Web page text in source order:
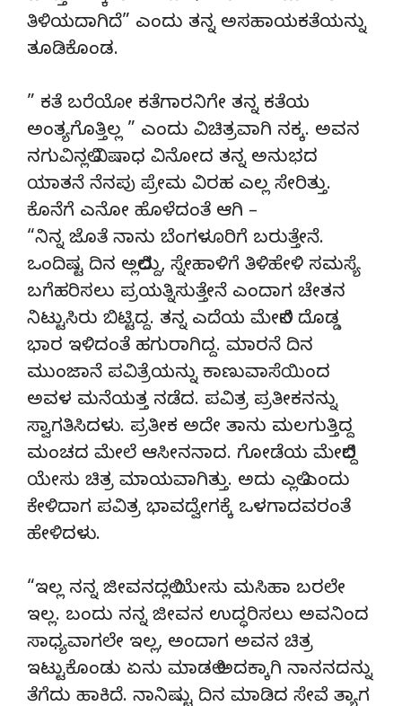
ತಿಳಿಯದಾಗಿದೆ” ಎಂದು ತನ್ನ ಅಸಹಾಯಕತೆಯನ್ನು
ತೂಡಿಕೊಂಡ.
” ಕತೆ ಬರೆಯೋ ಕತೆಗಾರನಿಗೇ ತನ್ನ ಕತೆಯ
ಅಂತ್ಯಗೊತ್ತಿಲ್ಲ ” ಎಂದು ವಿಚಿತ್ರವಾಗಿ ನಕ್ಕ. ಅವನ
ನಗುವಿನಲ್ಲಿ ವಿಷಾಧ ವಿನೋದ ತನ್ನ ಅನುಭದ
ಯಾತನೆ ನೆನಪು ಪ್ರೇಮ ವಿರಹ ಎಲ್ಲ ಸೇರಿತ್ತು.
ಕೊನೆಗೆ ಎನೋ ಹೊಳೆದಂತೆ ಆಗಿ –
“ನಿನ್ನ ಜೊತೆ ನಾನು ಬೆಂಗಳೂರಿಗೆ ಬರುತ್ತೇನೆ.
ಒಂದಿಷ್ಟ ದಿನ ಅಲ್ಲಿದ್ದು, ಸ್ನೇಹಾಳಿಗೆ ತಿಳಿಹೇಳಿ ಸಮಸ್ಯೆ
ಬಗೆಹರಿಸಲು ಪ್ರಯತ್ನಿಸುತ್ತೇನೆ ಎಂದಾಗ ಚೇತನ
ನಿಟ್ಟುಸಿರು ಬಿಟ್ಟಿದ್ದ. ತನ್ನ ಎದೆಯ ಮೇಲಿನ ದೊಡ್ಡ
ಭಾರ ಇಳಿದಂತೆ ಹಗುರಾಗಿದ್ದ. ಮಾರನೆ ದಿನ
ಮುಂಜಾನೆ ಪವಿತ್ರೆಯನ್ನು ಕಾಣುವಾಸೆಯಿಂದ
ಅವಳ ಮನೆಯತ್ತ ನಡೆದ. ಪವಿತ್ರ ಪ್ರತೀಕನನ್ನು
ಸ್ವಾಗತಿಸಿದಳು. ಪ್ರತೀಕ ಅದೇ ತಾನು ಮಲಗುತ್ತಿದ್ದ
ಮಂಚದ ಮೇಲೆ ಆಸೀನನಾದ. ಗೋಡೆಯ ಮೇಲಿದ್ದ
ಯೇಸು ಚಿತ್ರ ಮಾಯವಾಗಿತ್ತು. ಅದು ಎಲ್ಲಿ ಎಂದು
ಕೇಳಿದಾಗ ಪವಿತ್ರ ಭಾವದ್ವೇಗಕ್ಕೆ ಒಳಗಾದವರಂತೆ
ಹೇಳಿದಳು.
“ಇಲ್ಲ ನನ್ನ ಜೀವನದಲ್ಲಿ ಯೇಸು ಮಸಿಹಾ ಬರಲೇ
ಇಲ್ಲ. ಬಂದು ನನ್ನ ಜೀವನ ಉದ್ಧರಿಸಲು ಅವನಿಂದ
ಸಾಧ್ಯವಾಗಲೇ ಇಲ್ಲ, ಅಂದಾಗ ಅವನ ಚಿತ್ರ
ಇಟ್ಟುಕೊಂಡು ಏನು ಮಾಡಲಿ ಅದಕ್ಕಾಗಿ ನಾನನದನ್ನು
ತೆಗೆದು ಹಾಕಿದೆ. ನಾನಿಷ್ಟು ದಿನ ಮಾಡಿದ ಸೇವೆ ತ್ಯಾಗ